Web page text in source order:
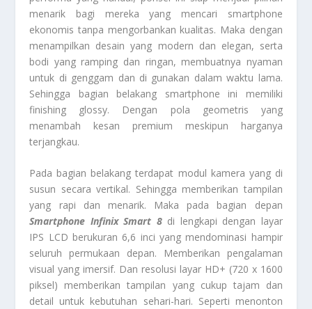
menarik bagi mereka yang mencari smartphone
ekonomis tanpa mengorbankan kualitas. Maka dengan
menampilkan desain yang modern dan elegan, serta
bodi yang ramping dan ringan, membuatnya nyaman
untuk di genggam dan di gunakan dalam waktu lama.
Sehingga bagian belakang smartphone ini memiliki
finishing glossy. Dengan pola geometris yang
menambah kesan premium meskipun harganya
terjangkau.
Pada bagian belakang terdapat modul kamera yang di
susun secara vertikal. Sehingga memberikan tampilan
yang rapi dan menarik. Maka pada bagian depan
Smartphone Infinix Smart 8 di lengkapi dengan layar
IPS LCD berukuran 6,6 inci yang mendominasi hampir
seluruh permukaan depan. Memberikan pengalaman
visual yang imersif. Dan resolusi layar HD+ (720 x 1600
piksel) memberikan tampilan yang cukup tajam dan
detail untuk kebutuhan sehari-hari. Seperti menonton